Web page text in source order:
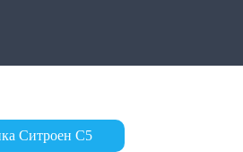
Ситроен С5